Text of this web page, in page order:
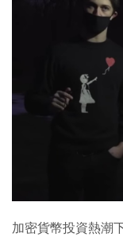
生成式AI與雲端應用
Enterprise Digital
特集
加密貨幣投資熱潮